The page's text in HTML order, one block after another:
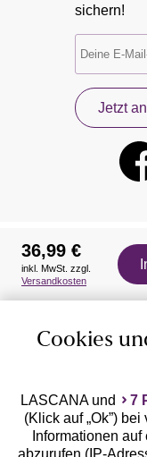
sichern!
Jetzt
Geprüfte
36,99 €
inkl. MwSt. zzgl.
Versandkosten
Cookies
LASCANA und 7
(Klick auf „Ok”)
Informationen